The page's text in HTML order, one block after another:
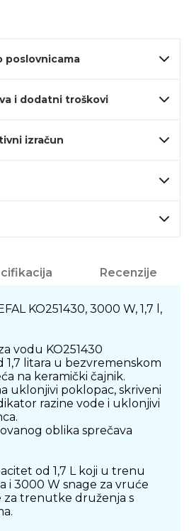
poslovnicama
i dodatni troškovi
izračun
Recenzije
KO251430, 3000 W, 1,7 l,
vodu KO251430
1,7 litara u bezvremenskom
na keramički čajnik.
uklonjivi poklopac, skriveni
razine vode i uklonjivi
oblika sprečava
od 1,7 L koji u trenu
i 3000 W snage za vruće
za trenutke druženja s